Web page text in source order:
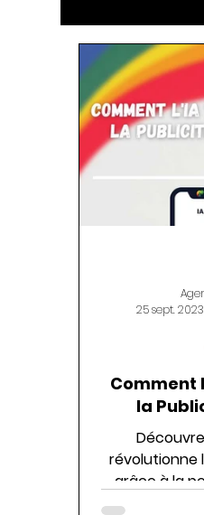
Publicité en
Comment
la
révolutionne
grâce à la
ciblage
25 sept. 2023